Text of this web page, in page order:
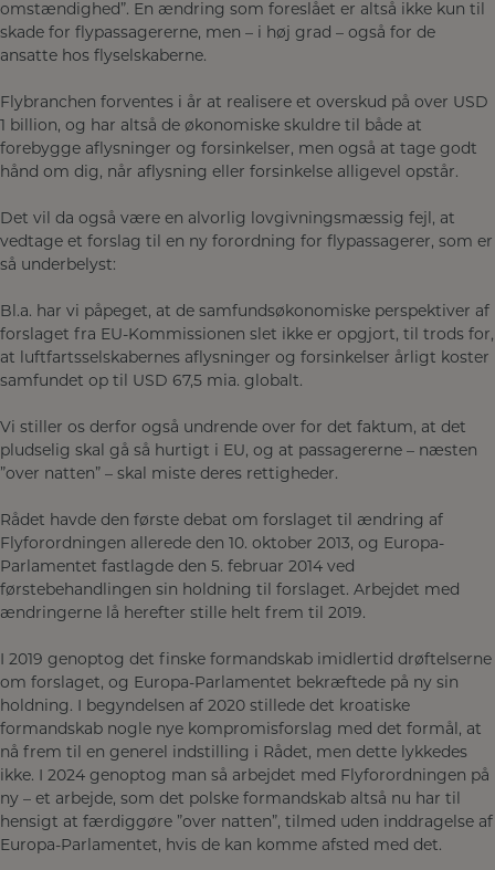
omstændighed”. En ændring som foreslået er altså ikke kun til
skade for flypassagererne, men – i høj grad – også for de
ansatte hos flyselskaberne.
Flybranchen forventes i år at realisere et overskud på over USD
1 billion, og har altså de økonomiske skuldre til både at
forebygge aflysninger og forsinkelser, men også at tage godt
hånd om dig, når aflysning eller forsinkelse alligevel opstår.
Det vil da også være en alvorlig lovgivningsmæssig fejl, at
vedtage et forslag til en ny forordning for flypassagerer, som er
så underbelyst:
Bl.a. har vi påpeget, at de samfundsøkonomiske perspektiver af
forslaget fra EU-Kommissionen slet ikke er opgjort, til trods for,
at luftfartsselskabernes aflysninger og forsinkelser årligt koster
samfundet op til USD 67,5 mia. globalt.
Vi stiller os derfor også undrende over for det faktum, at det
pludselig skal gå så hurtigt i EU, og at passagererne – næsten
”over natten” – skal miste deres rettigheder.
Rådet havde den første debat om forslaget til ændring af
Flyforordningen allerede den 10. oktober 2013, og Europa-
Parlamentet fastlagde den 5. februar 2014 ved
førstebehandlingen sin holdning til forslaget. Arbejdet med
ændringerne lå herefter stille helt frem til 2019.
I 2019 genoptog det finske formandskab imidlertid drøftelserne
om forslaget, og Europa-Parlamentet bekræftede på ny sin
holdning. I begyndelsen af 2020 stillede det kroatiske
formandskab nogle nye kompromisforslag med det formål, at
nå frem til en generel indstilling i Rådet, men dette lykkedes
ikke. I 2024 genoptog man så arbejdet med Flyforordningen på
ny – et arbejde, som det polske formandskab altså nu har til
hensigt at færdiggøre ”over natten”, tilmed uden inddragelse af
Europa-Parlamentet, hvis de kan komme afsted med det.